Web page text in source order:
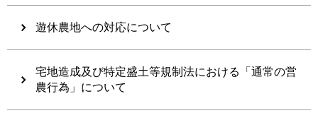
遊休農地への対応について
宅地造成及び特定盛土等規制法における「通常の営
農行為」について